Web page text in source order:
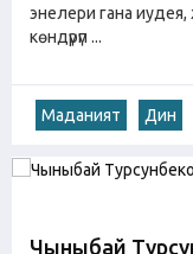
энелери гана
көндүрүп ...
Маданият Дин
Чыныбай